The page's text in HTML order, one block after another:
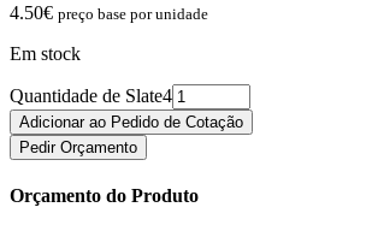
4.50€ preço base por unidade
Em stock
Quantidade de Slate4
Adicionar ao Pedido de Cotação
Pedir Orçamento
Orçamento do Produto